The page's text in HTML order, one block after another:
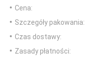
Cena:
Szczegóły pakowania:
Czas dostawy:
Zasady płatności: